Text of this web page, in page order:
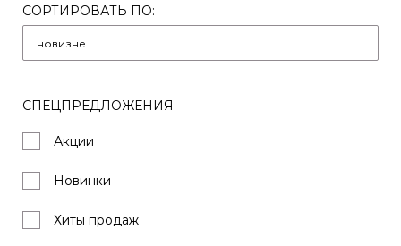
СОРТИРОВАТЬ ПО:
СПЕЦПРЕДЛОЖЕНИЯ
Акции
Новинки
Хиты продаж